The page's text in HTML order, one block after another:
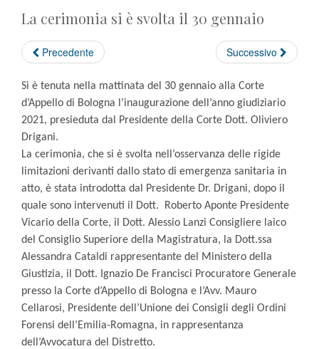
La cerimonia si è svolta il 30 gennaio
Precedente Successivo
Si è tenuta nella mattinata del 30 gennaio alla Corte
d’Appello di Bologna l’inaugurazione dell’anno giudiziario
2021, presieduta dal Presidente della Corte Dott. Oliviero
Drigani.
La cerimonia, che si è svolta nell’osservanza delle rigide
limitazioni derivanti dallo stato di emergenza sanitaria in
atto, è stata introdotta dal Presidente Dr. Drigani, dopo il
quale sono intervenuti il Dott. Roberto Aponte Presidente
Vicario della Corte, il Dott. Alessio Lanzi Consigliere laico
del Consiglio Superiore della Magistratura, la Dott.ssa
Alessandra Cataldi rappresentante del Ministero della
Giustizia, il Dott. Ignazio De Francisci Procuratore Generale
presso la Corte d’Appello di Bologna e l’Avv. Mauro
Cellarosi, Presidente dell’Unione dei Consigli degli Ordini
Forensi dell’Emilia-Romagna, in rappresentanza
dell’Avvocatura del Distretto.